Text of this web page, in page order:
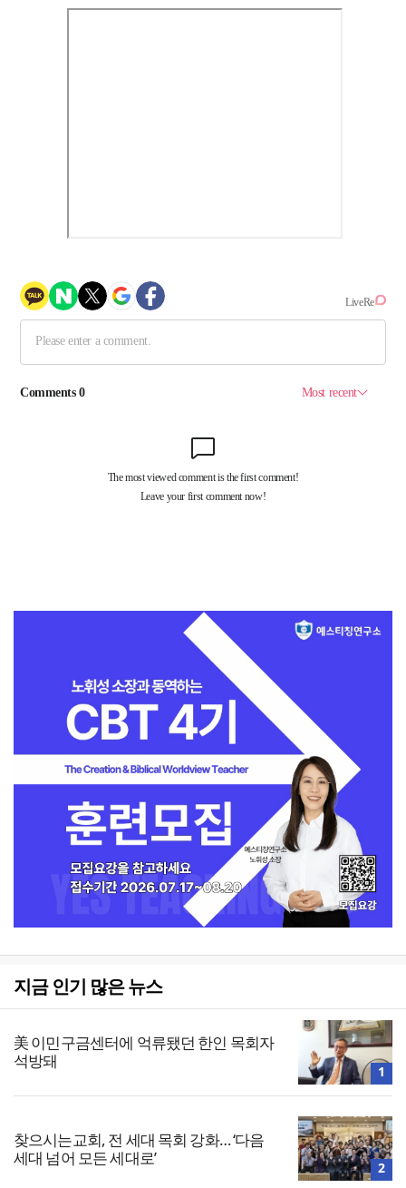
지금 인기 많은 뉴스
美 이민구금센터에 억류됐던 한인 목회자
석방돼
1
찾으시는교회, 전 세대 목회 강화… ‘다음
세대 넘어 모든 세대로’
2